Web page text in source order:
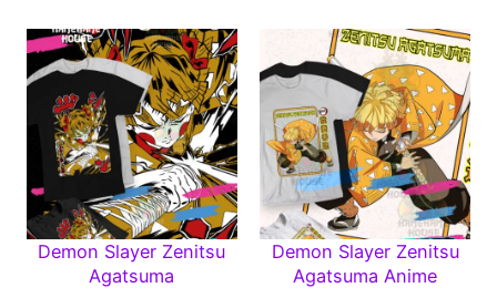
Demon Slayer Zenitsu
Agatsuma
Demon Slayer Zenitsu
Agatsuma Anime